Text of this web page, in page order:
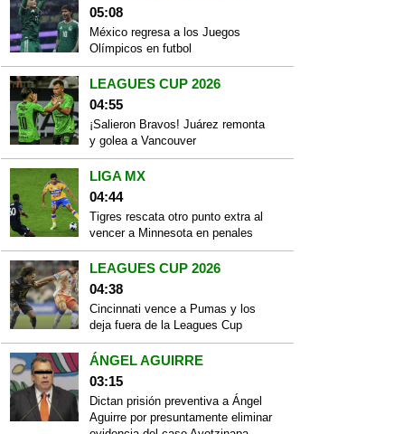
05:08
México regresa a los Juegos
Olímpicos en futbol
LEAGUES CUP 2026
04:55
¡Salieron Bravos! Juárez remonta
y golea a Vancouver
LIGA MX
04:44
Tigres rescata otro punto extra al
vencer a Minnesota en penales
LEAGUES CUP 2026
04:38
Cincinnati vence a Pumas y los
deja fuera de la Leagues Cup
ÁNGEL AGUIRRE
03:15
Dictan prisión preventiva a Ángel
Aguirre por presuntamente eliminar